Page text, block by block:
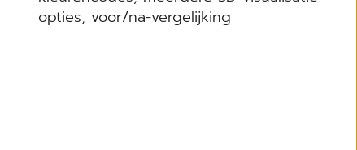
opties, voor/na-vergelijking